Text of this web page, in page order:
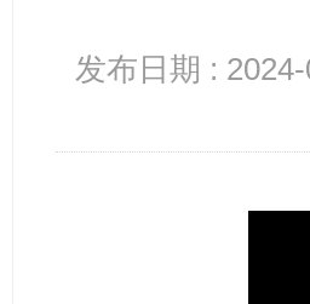
发布日期 :